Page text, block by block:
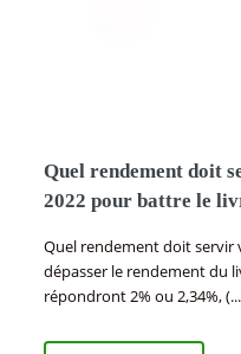
Quel rendement doit
2022 pour battre le
Quel rendement doit servir
dépasser le rendement du
répondront 2% ou 2,34%,